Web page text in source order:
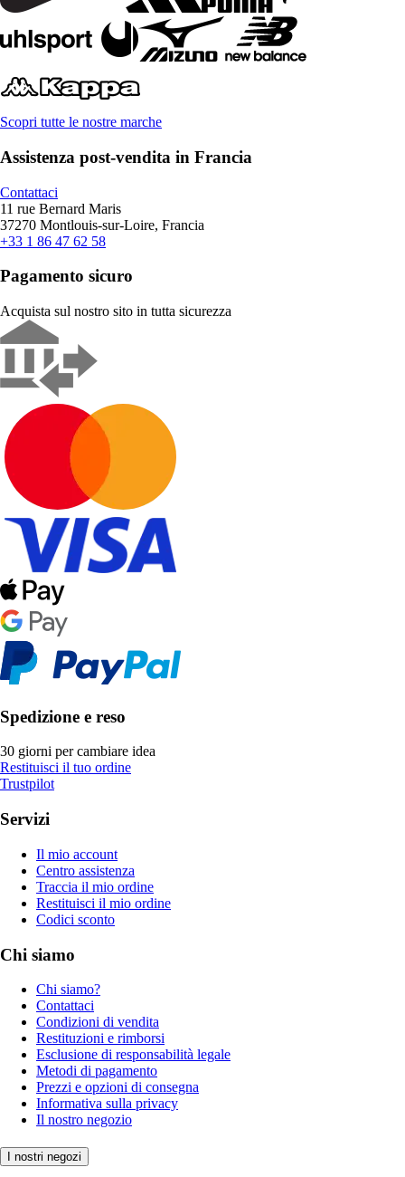
Scopri tutte le nostre marche
Assistenza post-vendita in Francia
Contattaci
11 rue Bernard Maris
37270 Montlouis-sur-Loire, Francia
+33 1 86 47 62 58
Pagamento sicuro
Acquista sul nostro sito in tutta sicurezza
Spedizione e reso
30 giorni per cambiare idea
Restituisci il tuo ordine
Trustpilot
Servizi
Il mio account
Centro assistenza
Traccia il mio ordine
Restituisci il mio ordine
Codici sconto
Chi siamo
Chi siamo?
Contattaci
Condizioni di vendita
Restituzioni e rimborsi
Esclusione di responsabilità legale
Metodi di pagamento
Prezzi e opzioni di consegna
Informativa sulla privacy
Il nostro negozio
I nostri negozi